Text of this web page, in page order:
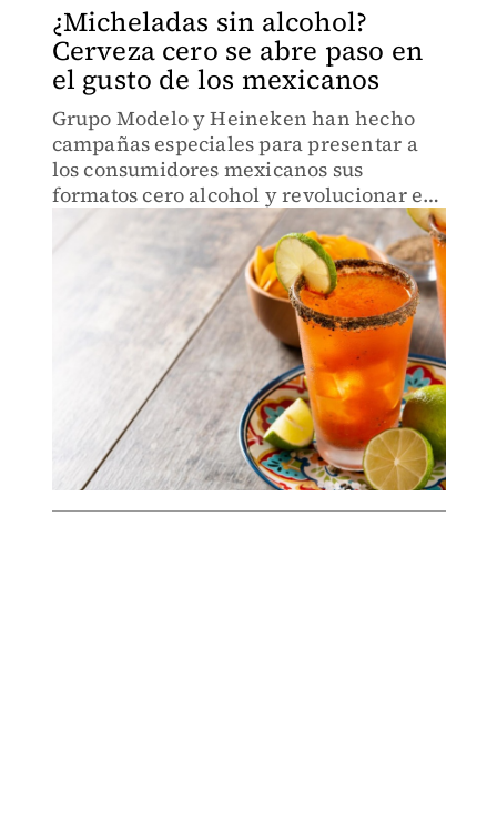
¿Micheladas sin alcohol?
Cerveza cero se abre paso en
el gusto de los mexicanos
Grupo Modelo y Heineken han hecho
campañas especiales para presentar a
los consumidores mexicanos sus
formatos cero alcohol y revolucionar el
sector de las bebidas.